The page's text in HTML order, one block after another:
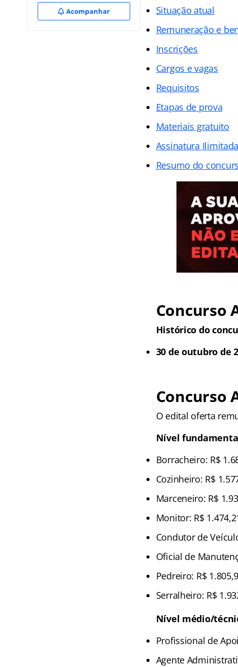
Acompanhar
Situação atual
Remuneração e
Inscrições
Cargos e vagas
Requisitos
Etapas de prova
Materiais gratuito
Assinatura Ilimitada
Resumo do
Concurso
Histórico do
30 de outubro de
Concurso
O edital oferta
Nível
Borracheiro: R$
Cozinheiro: R$
Marceneiro: R$
Monitor: R$
Condutor de
Oficial de
Pedreiro: R$
Serralheiro: R$
Nível médio/
Profissional de
Agente